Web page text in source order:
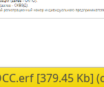
[379.45 Kb]